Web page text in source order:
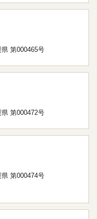
県 第000465号
県 第000472号
県 第000474号